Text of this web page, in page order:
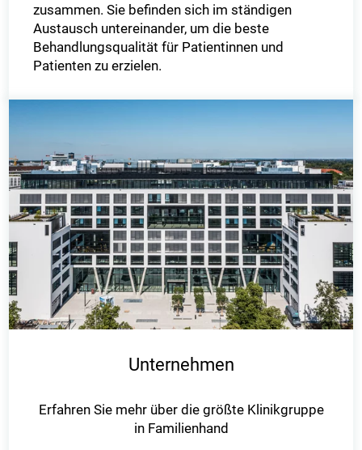
zusammen. Sie befinden sich im ständigen
Austausch untereinander, um die beste
Behandlungsqualität für Patientinnen und
Patienten zu erzielen.
Unternehmen
Erfahren Sie mehr über die größte Klinikgruppe
in Familienhand